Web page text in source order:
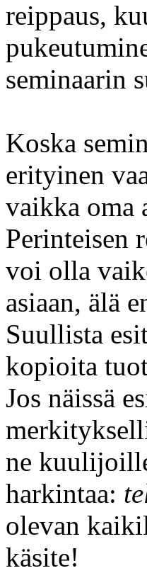
reippaus,
seminaarin
Koska
erityinen
vaikka oma
Perinteisen
voi olla
asiaan, älä
Suullista
kopioita
Jos näissä
ne
harkintaa:
olevan
käsite!